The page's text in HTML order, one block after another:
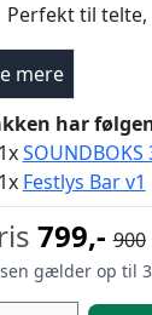
Perfekt til
mere
har
1xSOUNDBOKS
1x Festlys Bar v1
799,- 900
gælder op til